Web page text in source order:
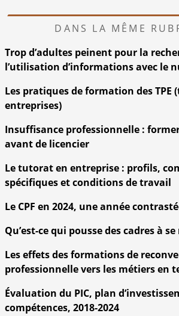
DANS LA MÊME
Trop d’adultes peinent pour la
l’utilisation d’informations avec le
Les pratiques de formation des TPE
entreprises)
Insuffisance professionnelle :
avant de licencier
Le tutorat en entreprise : profils,
spécifiques et conditions de travail
Le CPF en 2024, une année
Qu’est-ce qui pousse des cadres à
Les effets des formations de
professionnelle vers les métiers en
Évaluation du PIC, plan
compétences, 2018-2024